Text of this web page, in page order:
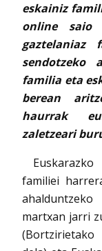
eskainiz
online saio
gaztelaniaz
sendotzeko
familia eta
berean
haurrak
zaletzeari
familiei
martxan jarri